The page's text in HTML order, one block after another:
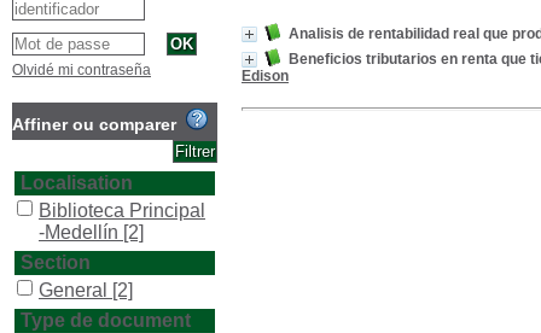
Analisis de rentabilidad real que
Beneficios tributarios en renta que
Edison
Olvidé mi contraseña
Affiner ou comparer
Localisation
Biblioteca Principal
-Medellín [2]
Section
General
[2]
Type de document